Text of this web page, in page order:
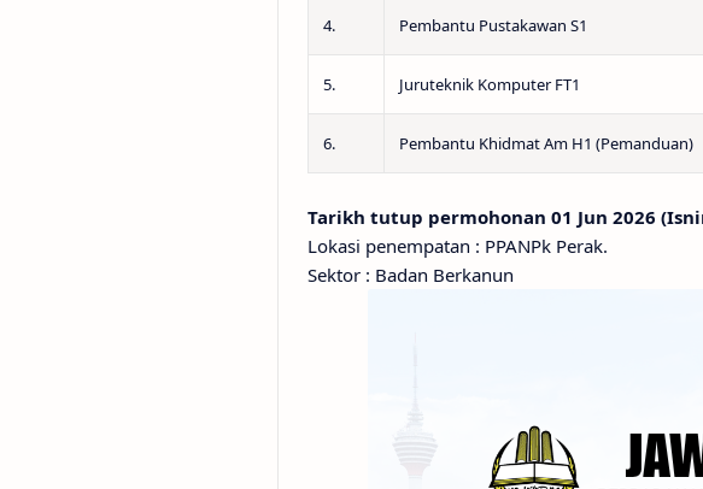
4. Pembantu Pustakawan S1
5. Juruteknik Komputer FT1
6. Pembantu Khidmat Am H1 (Pemanduan)
Tarikh tutup permohonan 01 Jun 2026
Lokasi penempatan : PPANPk Perak.
Sektor : Badan Berkanun